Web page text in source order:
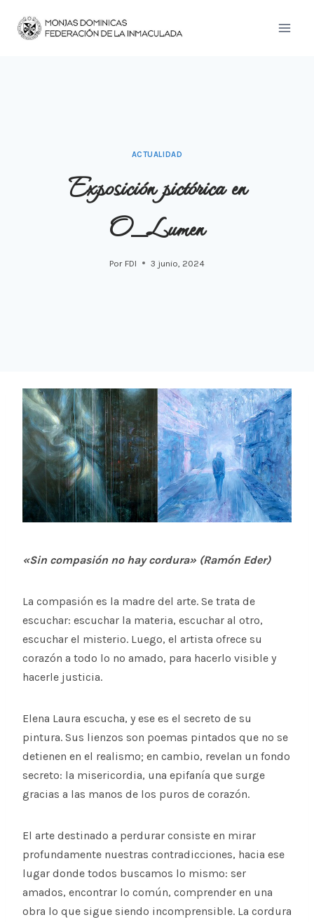
ACTUALIDAD
Exposición pictórica en
O_Lumen
Por FDI 3 junio, 2024
«Sin compasión no hay cordura» (Ramón Eder)
La compasión es la madre del arte. Se trata de
escuchar: escuchar la materia, escuchar al otro,
escuchar el misterio. Luego, el artista ofrece su
corazón a todo lo no amado, para hacerlo visible y
hacerle justicia.
Elena Laura escucha, y ese es el secreto de su
pintura. Sus lienzos son poemas pintados que no se
detienen en el realismo; en cambio, revelan un fondo
secreto: la misericordia, una epifanía que surge
gracias a las manos de los puros de corazón.
El arte destinado a perdurar consiste en mirar
profundamente nuestras contradicciones, hacia ese
lugar donde todos buscamos lo mismo: ser
amados, encontrar lo común, comprender en una
obra lo que sigue siendo incomprensible. La cordura